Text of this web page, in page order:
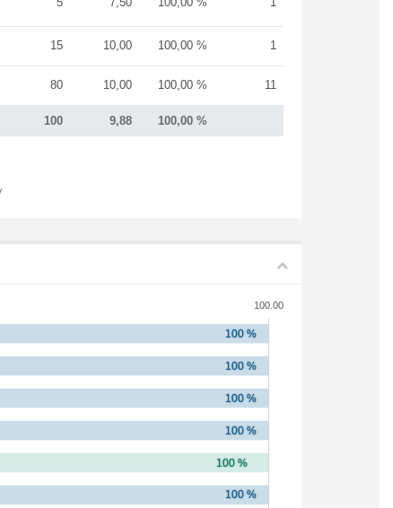
100 9,88 100,00 %
15 10,00 100,00 % 1
80 10,00 100,00 % 11
100.00